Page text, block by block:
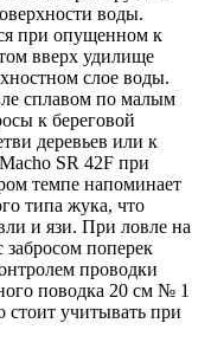
воды.
при опущенном к
вверх удилище
слое воды.
сплавом по малым
к береговой
деревьев или к
SR 42F при
темпе напоминает
типа жука, что
и язи. При ловле на
поперек
проводки
поводка 20 см № 1
стоит учитывать при